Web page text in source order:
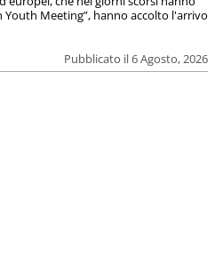
Pubblicato il 6 Agosto, 2026
Youth Meeting”, hanno accolto l'arrivo